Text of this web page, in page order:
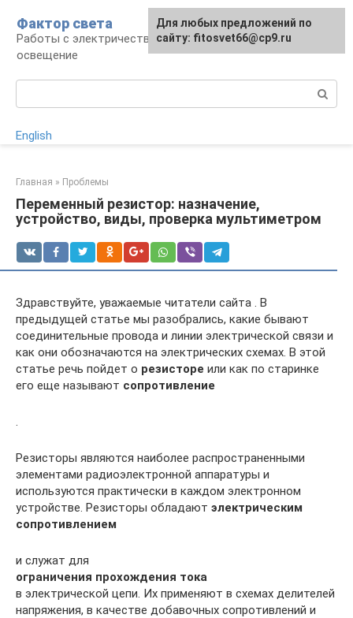
контенту
Фактор света
Работы с электричеством, электроприборы и
освещение
English
Главная » Проблемы
Переменный резистор: назначение,
устройство, виды, проверка мультиметром
Здравствуйте, уважаемые читатели сайта . В
предыдущей статье мы разобрались, какие бывают
соединительные провода и линии электрической связи и
как они обозначаются на электрических схемах. В этой
статье речь пойдет о резисторе или как по старинке
его еще называют сопротивление
.
Резисторы являются наиболее распространенными
элементами радиоэлектронной аппаратуры и
используются практически в каждом электронном
устройстве. Резисторы обладают электрическим
сопротивлением
и служат для
ограничения прохождения тока
в электрической цепи. Их применяют в схемах делителей
напряжения, в качестве добавочных сопротивлений и
Для любых предложений по
сайту: fitosvet66@cp9.ru